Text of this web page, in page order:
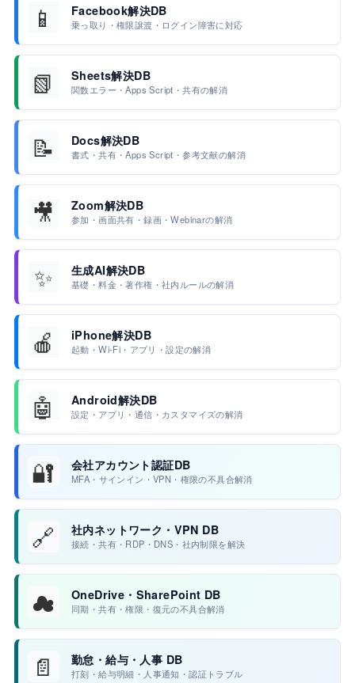
📱 Facebook解決DB
乗っ取り・権限譲渡・ログイン障害に対応
📗 Sheets解決DB
関数エラー・Apps Script・共有の解消
📝 Docs解決DB
書式・共有・Apps Script・参考文献の解消
🎥 Zoom解決DB
参加・画面共有・録画・Webinarの解消
✨ 生成AI解決DB
基礎・料金・著作権・社内ルールの解消
🍎 iPhone解決DB
起動・Wi-Fi・アプリ・設定の解消
🤖 Android解決DB
設定・アプリ・通信・カスタマイズの解消
🔐 会社アカウント認証DB
MFA・サインイン・VPN・権限の不具合解消
🔗 社内ネットワーク・VPN DB
接続・共有・RDP・DNS・社内制限を解決
☁ OneDrive・SharePoint DB
同期・共有・権限・復元の不具合解消
📄 勤怠・給与・人事 DB
打刻・給与明細・人事通知・認証トラブル